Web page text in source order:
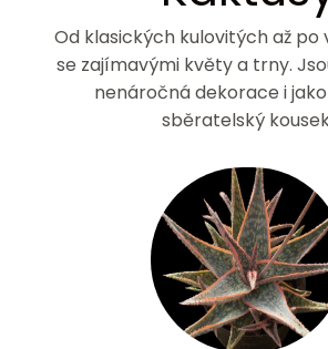
Od klasických kulovitých až po
se zajímavými květy a trny.
nenáročná dekorace i
sběratelský